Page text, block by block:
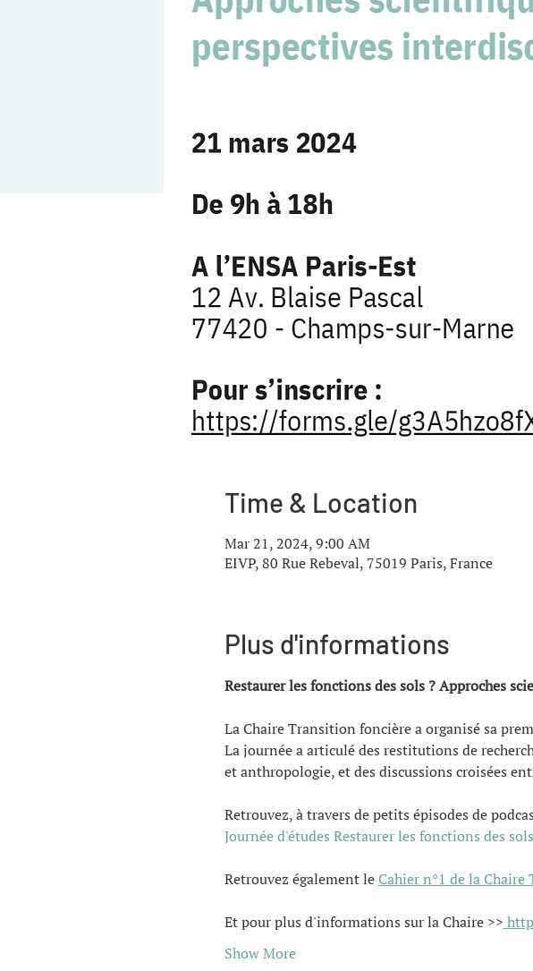
Time & Location
Mar 21, 2024, 9:00 AM
EIVP, 80 Rue Rebeval, 75019 Paris, France
Plus d'informations
Restaurer les fonctions des sols ? Approches
La Chaire Transition foncière a organisé sa
La journée a articulé des restitutions de
et anthropologie, et des discussions croisées
Retrouvez, à travers de petits épisodes de
Journée d'études Restaurer les fonctions des
Retrouvez également le Cahier n°1 de la
Et pour plus d'informations sur la Chaire >>
Show More